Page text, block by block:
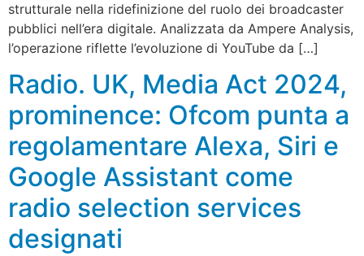
strutturale nella ridefinizione del ruolo dei broadcaster
pubblici nell’era digitale. Analizzata da Ampere Analysis,
l’operazione riflette l’evoluzione di YouTube da […]
Radio. UK, Media Act 2024,
prominence: Ofcom punta a
regolamentare Alexa, Siri e
Google Assistant come
radio selection services
designati